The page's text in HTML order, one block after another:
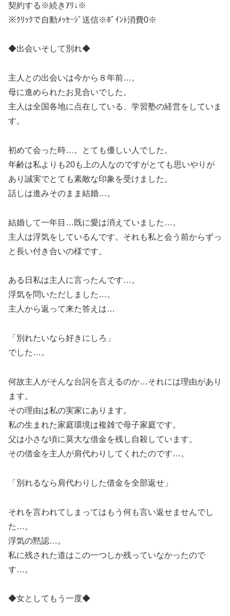
契約する※続きｱﾘ↓※
※ｸﾘｯｸで自動ﾒｯｾｰｼﾞ送信※ﾎﾟｲﾝﾄ消費0※
◆出会いそして別れ◆
主人との出会いは今から８年前…。
母に進められたお見合いでした。
主人は全国各地に点在している、学習塾の経営をしていま
す。
初めて会った時…。とても優しい人でした。
年齢は私よりも20も上の人なのですがとても思いやりが
あり誠実でとても素敵な印象を受けました。
話しは進みそのまま結婚…。
結婚して一年目…既に愛は消えていました…。
主人は浮気をしているんです。それも私と会う前からずっ
と長い付き合いの様です。
ある日私は主人に言ったんです…。
浮気を問いただしました…。
主人から返って来た答えは…
「別れたいなら好きにしろ」
でした…。
何故主人がそんな台詞を言えるのか…それには理由があり
ます。
その理由は私の実家にあります。
私の生まれた家庭環境は複雑で母子家庭です。
父は小さな頃に莫大な借金を残し自殺しています。
その借金を主人が肩代わりしてくれたのです…。
「別れるなら肩代わりした借金を全部返せ」
それを言われてしまってはもう何も言い返せませんでし
た…。
浮気の黙認…。
私に残された道はこの一つしか残っていなかったので
す…。
◆女としてもう一度◆